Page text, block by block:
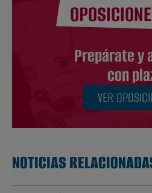
Prepárate y
con
VER
NOTICIAS